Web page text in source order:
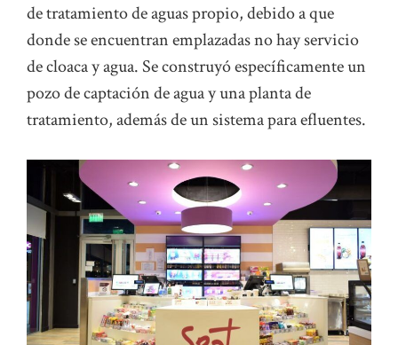
de tratamiento de aguas propio, debido a que
donde se encuentran emplazadas no hay servicio
de cloaca y agua. Se construyó específicamente un
pozo de captación de agua y una planta de
tratamiento, además de un sistema para efluentes.